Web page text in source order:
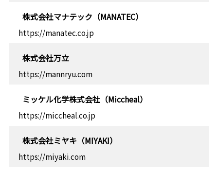
株式会社マナテック（MANATEC）
https://manatec.co.jp
株式会社万立
https://mannryu.com
ミッケル化学株式会社（Miccheal）
https://miccheal.co.jp
株式会社ミヤキ（MIYAKI）
https://miyaki.com